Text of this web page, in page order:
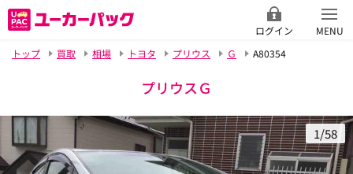
ログイン
MENU
トップ
買取 相場 トヨタ プリウス Ｇ A80354
プリウスＧ
1/58